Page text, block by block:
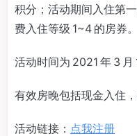
积分；活动期间入住第
费入住等级 1~4 的房券。
活动时间为 2021 年 3 月
有效房晚包括现金入住
活动链接： 点我注册